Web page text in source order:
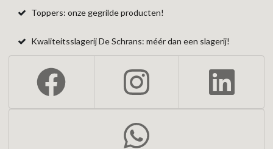
Toppers: onze gegrilde producten!
Kwaliteitsslagerij De Schrans: méér dan een slagerij!